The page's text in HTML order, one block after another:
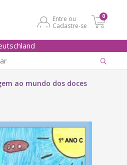
Entre ou
Cadastre-se
0
ao mundo dos doces